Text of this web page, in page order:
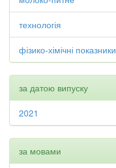
технологія
фізико-хімічні показники
за датою випуску
2021
за мовами